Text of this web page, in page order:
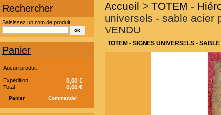
Rechercher
Saisissez un nom de produit
Panier
Aucun produit
Expédition 0,00 €
Total 0,00 €
Panier Commander
Accueil > TOTEM -
universels - sable acier
VENDU
TOTEM - SIGNES UNIVERSELS -